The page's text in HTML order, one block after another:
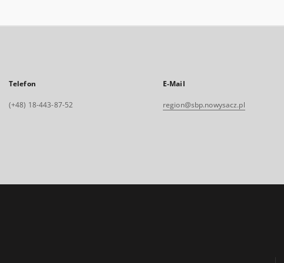
Telefon
(+48) 18-443-87-52
E-Mail
region@sbp.nowysacz.pl